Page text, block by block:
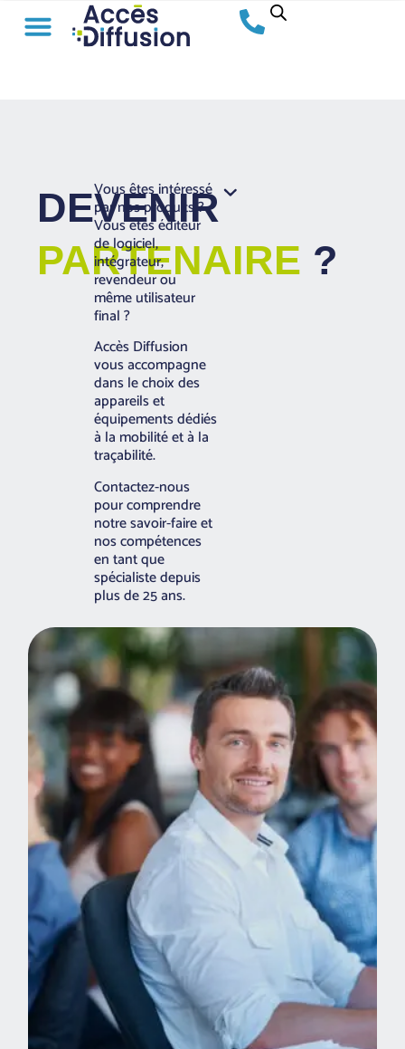
DEVENIR
PARTENAIRE ?
Vous êtes intéressé
par nos produits ?
Vous êtes éditeur
de logiciel,
intégrateur,
revendeur ou
même utilisateur
final ?
Accès Diffusion
vous accompagne
dans le choix des
appareils et
équipements dédiés
à la mobilité et à la
traçabilité.
Contactez-nous
pour comprendre
notre savoir-faire et
nos compétences
en tant que
spécialiste depuis
plus de 25 ans.